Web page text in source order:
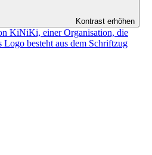
Kontrast erhöhen